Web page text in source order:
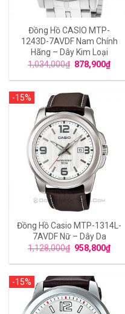
Đồng Hồ CASIO MTP-
1243D-7AVDF Nam Chính
Hãng – Dây Kim Loại
1,034,000₫ 878,900₫
-15%
Đồng Hồ Casio MTP-1314L-
7AVDF Nữ – Dây Da
1,128,000₫ 958,800₫
-15%